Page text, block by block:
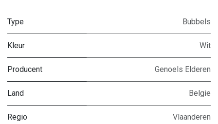
Type Bubbels
Kleur Wit
Producent Genoels Elderen
Land Belgie
Regio Vlaanderen